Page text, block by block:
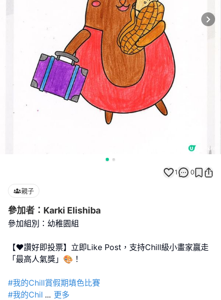
1 0
親子
參加者：Karki Elishiba
參加組別：幼稚園組
【❤️讚好即投票】立即Like Post，支持Chill級小畫家贏走
「最高人氣獎」🎨！
#我的Chill賞假期填色比賽
#我的Chil ... 更多